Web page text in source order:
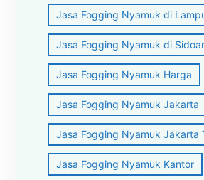
Jasa Fogging Nyamuk di
Jasa Fogging Nyamuk di
Jasa Fogging Nyamuk Harga
Jasa Fogging Nyamuk Jakarta
Jasa Fogging Nyamuk Jakarta
Jasa Fogging Nyamuk Kantor